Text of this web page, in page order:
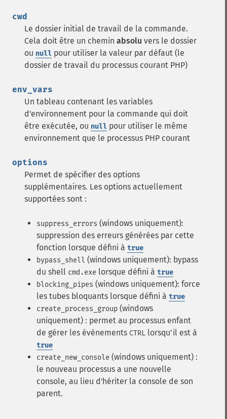
cwd
Le dossier initial de travail de la commande.
Cela doit être un chemin absolu vers le dossier
ou null pour utiliser la valeur par défaut (le
dossier de travail du processus courant PHP)
env_vars
Un tableau contenant les variables
d'environnement pour la commande qui doit
être exécutée, ou null pour utiliser le même
environnement que le processus PHP courant
options
Permet de spécifier des options
supplémentaires. Les options actuellement
supportées sont :
suppress_errors (windows uniquement):
suppression des erreurs générées par cette
fonction lorsque défini à true
bypass_shell (windows uniquement): bypass
du shell cmd.exe lorsque défini à true
blocking_pipes (windows uniquement): force
les tubes bloquants lorsque défini à true
create_process_group (windows
uniquement) : permet au processus enfant
de gérer les évènements CTRL lorsqu'il est à
true
create_new_console (windows uniquement) :
le nouveau processus a une nouvelle
console, au lieu d'hériter la console de son
parent.